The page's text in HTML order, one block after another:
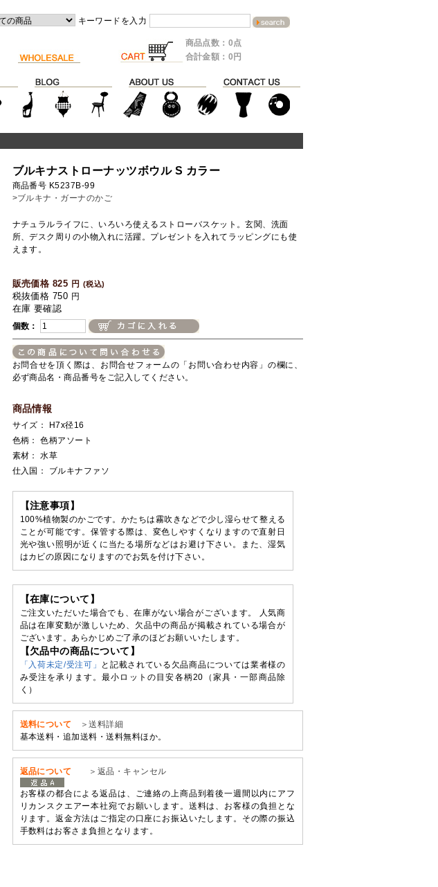
キーワードを入力
商品点数：0点
合計金額：0円
ブルキナストローナッツボウル S カラー
商品番号 K5237B-99
>ブルキナ・ガーナのかご
ナチュラルライフに、いろいろ使えるストローバスケット。玄関、洗面
所、デスク周りの小物入れに活躍。プレゼントを入れてラッピングにも使
えます。
販売価格 825 円 (税込)
税抜価格 750 円
在庫 要確認
個数：
お問合せを頂く際は、お問合せフォームの「お問い合わせ内容」の欄に、
必ず商品名・商品番号をご記入してください。
商品情報
サイズ： H7x径16
色柄： 色柄アソート
素材： 水草
仕入国： ブルキナファソ
【注意事項】
100%植物製のかごです。かたちは霧吹きなどで少し湿らせて整える
ことが可能です。保管する際は、変色しやすくなりますので直射日
光や強い照明が近くに当たる場所などはお避け下さい。また、湿気
はカビの原因になりますのでお気を付け下さい。
【在庫について】
ご注文いただいた場合でも、在庫がない場合がございます。 人気商
品は在庫変動が激しいため、欠品中の商品が掲載されている場合が
ございます。あらかじめご了承のほどお願いいたします。
【欠品中の商品について】
「入荷未定/受注可」
と記載されている欠品商品については業者様の
み受注を承ります。最小ロットの目安各柄20（家具・一部商品除
く）
送料について
＞送料詳細
基本送料・追加送料・送料無料ほか。
返品について ＞返品・キャンセル
お客様の都合による返品は、ご連絡の上商品到着後一週間以内にアフ
リカンスクエアー本社宛でお願いします。送料は、お客様の負担とな
ります。返金方法はご指定の口座にお振込いたします。その際の振込
手数料はお客さま負担となります。